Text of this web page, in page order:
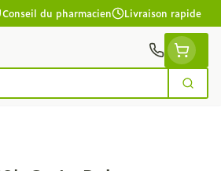
Conseil du pharmacien Livraison rapide